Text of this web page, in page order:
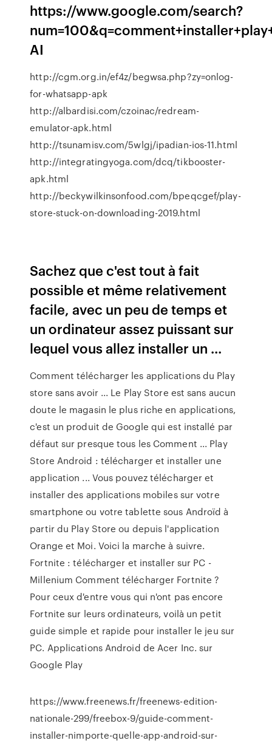
https://www.google.com/search?
AI
http://cgm.org.in/ef4z/begwsa.php?zy=onlog-
for-whatsapp-apk
http://albardisi.com/czoinac/redream-
emulator-apk.html
http://tsunamisv.com/5wlgj/ipadian-ios-11.html
http://integratingyoga.com/dcq/tikbooster-
apk.html
http://beckywilkinsonfood.com/bpeqcgef/play-
store-stuck-on-downloading-2019.html
Sachez que c'est tout à fait
possible et même relativement
facile, avec un peu de temps et
un ordinateur assez puissant sur
lequel vous allez installer un ...
Comment télécharger les applications du Play
store sans avoir ... Le Play Store est sans aucun
doute le magasin le plus riche en applications,
c'est un produit de Google qui est installé par
défaut sur presque tous les Comment ... Play
Store Android : télécharger et installer une
application ... Vous pouvez télécharger et
installer des applications mobiles sur votre
smartphone ou votre tablette sous Androïd à
partir du Play Store ou depuis l'application
Orange et Moi. Voici la marche à suivre.
Fortnite : télécharger et installer sur PC -
Millenium Comment télécharger Fortnite ?
Pour ceux d'entre vous qui n'ont pas encore
Fortnite sur leurs ordinateurs, voilà un petit
guide simple et rapide pour installer le jeu sur
PC. Applications Android de Acer Inc. sur
Google Play
https://www.freenews.fr/freenews-edition-
nationale-299/freebox-9/guide-comment-
installer-nimporte-quelle-app-android-sur-